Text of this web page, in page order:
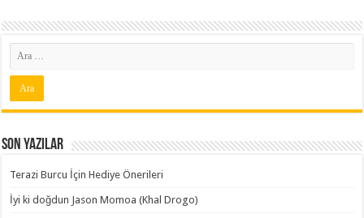
Son Yazılar
Terazi Burcu İçin Hediye Önerileri
İyi ki doğdun Jason Momoa (Khal Drogo)